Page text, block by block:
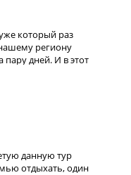
который раз
региону
дней. И в этот
них. Вежливый
Быстро и
параметрам , в
на 4 дня. Спасибо
раз
услугами .
данную тур
отдыхать, один